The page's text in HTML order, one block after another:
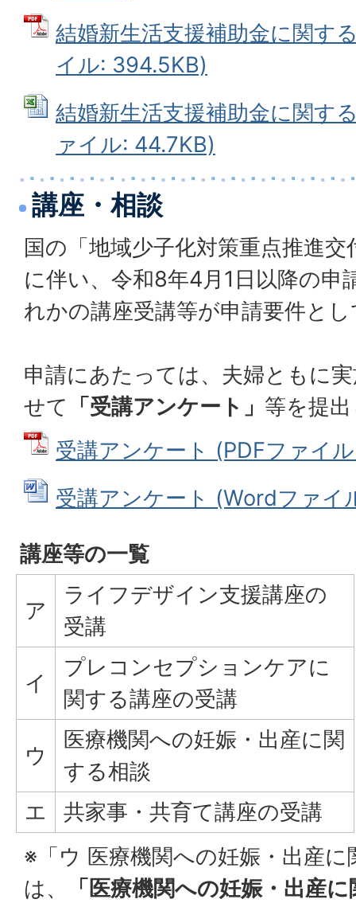
結婚新生活支援補助金に関す
イル: 394.5KB)
結婚新生活支援補助金に関す
ァイル: 44.7KB)
講座・相談
国の「地域少子化対策重点推進
に伴い、令和8年4月1日以降の申
れかの講座受講等が申請要件と
申請にあたっては、夫婦ともに
せて
「受講アンケート」 等を提
受講アンケート (PDFファイ
受講アンケート (Wordファイ
講座等の一覧
ア
ライフデザイン支援講座の
受講
イ
プレコンセプションケアに
関する講座の受講
ウ
医療機関への妊娠・出産に関
する相談
エ
共家事・共育て講座の受講
※「ウ 医療機関への妊娠・出産
は、
「医療機関への妊娠・出産